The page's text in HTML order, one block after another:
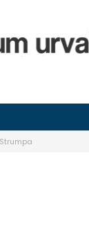
Strumpa